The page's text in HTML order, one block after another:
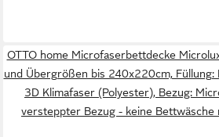
OTTO home Microfaserbettdecke
und Übergrößen bis 240x220cm,
3D Klimafaser (Polyester), Bezug:
versteppter Bezug - keine Bettwäsche